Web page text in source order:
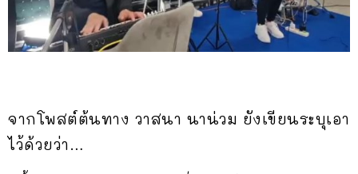
จากโพสต์ต้นทาง วาสนา นาน่วม ยังเขียนระบุเอา
ไว้ด้วยว่า…